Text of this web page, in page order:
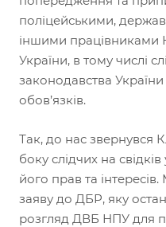
поліцейськими,
іншими працівниками
України, в тому числі
законодавства
обов’язків.
Так, до нас звернувся
боку слідчих на
його прав та
заяву до ДБР, яку
розгляд ДВБ НПУ для